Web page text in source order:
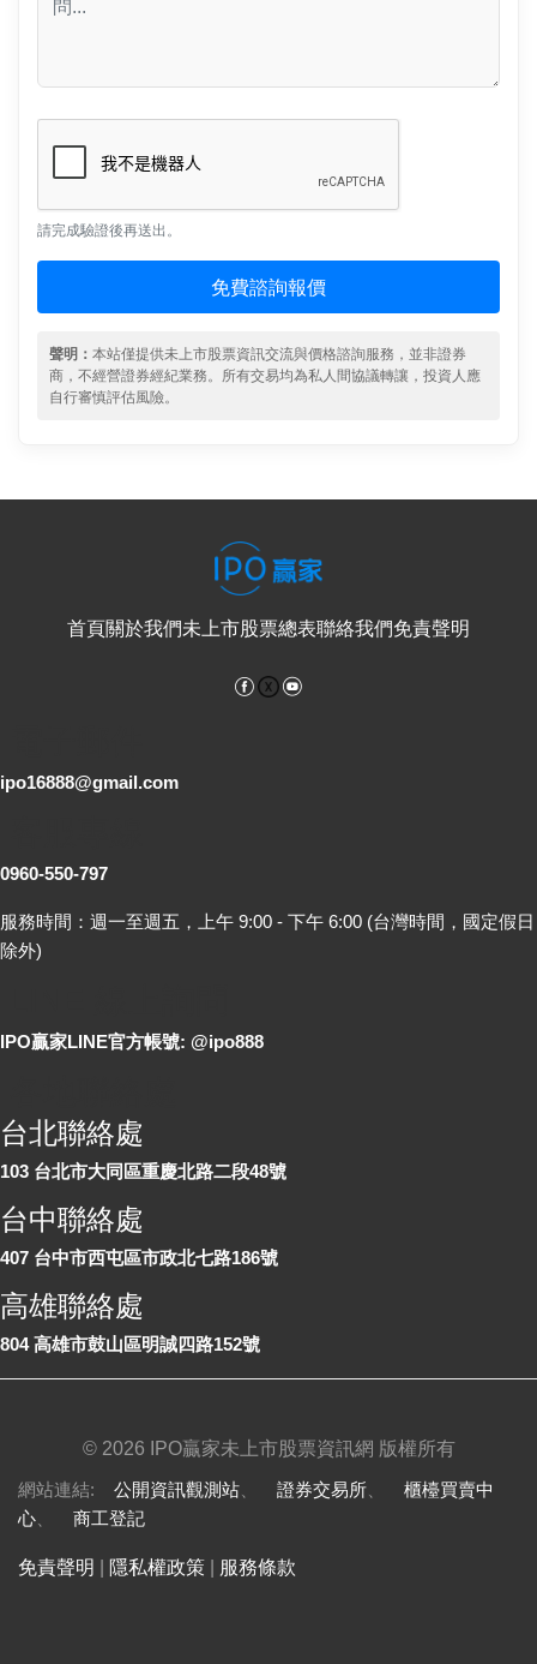
請完成驗證後再送出。
免費諮詢報價
聲明： 本站僅提供未上市股票資訊交流與價格諮詢服務，並非證券
商，不經營證券經紀業務。所有交易均為私人間協議轉讓，投資人應
自行審慎評估風險。
首頁關於我們未上市股票總表聯絡我們免責聲明
Facebook
ipo16888@gmail.com
0960-550-797
服務時間：週一至週五，上午 9:00 - 下午 6:00 (台灣時間，國定假日
除外)
IPO贏家LINE官方帳號: @ipo888
台北聯絡處
103 台北市大同區重慶北路二段48號
台中聯絡處
407 台中市西屯區市政北七路186號
高雄聯絡處
804 高雄市鼓山區明誠四路152號
© 2026 IPO贏家未上市股票資訊網 版權所有
網站連結: 公開資訊觀測站 證券交易所
櫃檯買賣中
心
商工登記
免責聲明 隱私權政策 服務條款